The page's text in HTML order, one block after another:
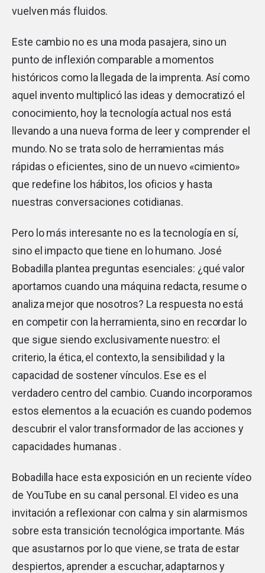
vuelven más fluidos.
Este cambio no es una moda pasajera, sino un
punto de inflexión comparable a momentos
históricos como la llegada de la imprenta. Así como
aquel invento multiplicó las ideas y democratizó el
conocimiento, hoy la tecnología actual nos está
llevando a una nueva forma de leer y comprender el
mundo. No se trata solo de herramientas más
rápidas o eficientes, sino de un nuevo «cimiento»
que redefine los hábitos, los oficios y hasta
nuestras conversaciones cotidianas.
Pero lo más interesante no es la tecnología en sí,
sino el impacto que tiene en lo humano. José
Bobadilla plantea preguntas esenciales: ¿qué valor
aportamos cuando una máquina redacta, resume o
analiza mejor que nosotros? La respuesta no está
en competir con la herramienta, sino en recordar lo
que sigue siendo exclusivamente nuestro: el
criterio, la ética, el contexto, la sensibilidad y la
capacidad de sostener vínculos. Ese es el
verdadero centro del cambio. Cuando incorporamos
estos elementos a la ecuación es cuando podemos
descubrir el valor transformador de las acciones y
capacidades humanas .
Bobadilla hace esta exposición en un reciente vídeo
de YouTube en su canal personal. El video es una
invitación a reflexionar con calma y sin alarmismos
sobre esta transición tecnológica importante. Más
que asustarnos por lo que viene, se trata de estar
despiertos, aprender a escuchar, adaptarnos y